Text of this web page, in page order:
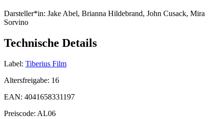
Darsteller*in: Jake Abel, Brianna Hildebrand, John Cusack, Mira
Sorvino
Technische Details
Label: Tiberius Film
Altersfreigabe: 16
EAN: 4041658331197
Preiscode: AL06